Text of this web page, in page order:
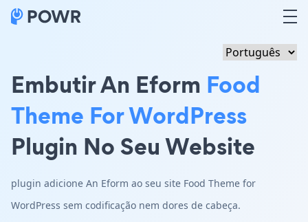
Embutir An Eform Food
Theme For WordPress
Plugin No Seu Website
plugin adicione An Eform ao seu site Food Theme for
WordPress sem codificação nem dores de cabeça.